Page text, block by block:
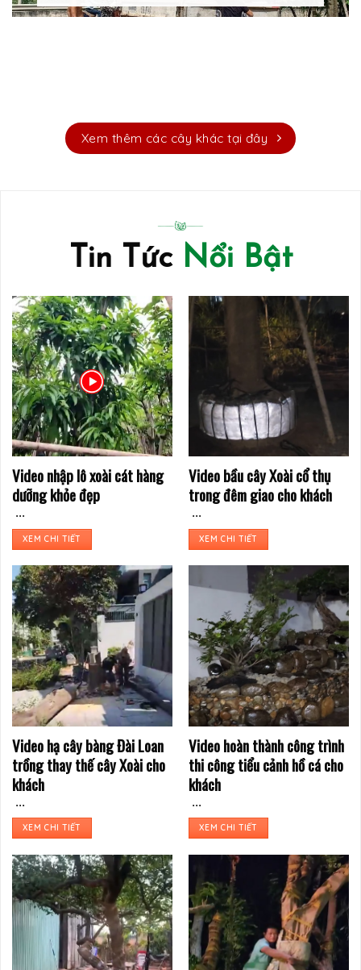
Xem thêm các cây khác tại đây
Tin Tức Nổi Bật
Video nhập lô xoài cát hàng
dưỡng khỏe đẹp
...
XEM CHI TIẾT
Video bầu cây Xoài cổ thụ
trong đêm giao cho khách
...
XEM CHI TIẾT
Video hạ cây bàng Đài Loan
trồng thay thế cây Xoài cho
khách
...
XEM CHI TIẾT
Video hoàn thành công trình
thi công tiểu cảnh hồ cá cho
khách
...
XEM CHI TIẾT